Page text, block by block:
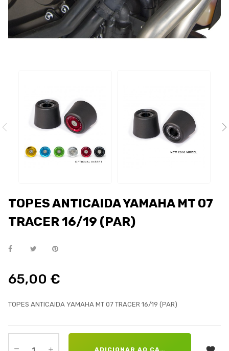
TOPES ANTICAIDA YAMAHA MT 07
TRACER 16/19 (PAR)
65,00 €
TOPES ANTICAIDA YAMAHA MT 07 TRACER 16/19 (PAR)
ADICIONAR AO CARRINHO